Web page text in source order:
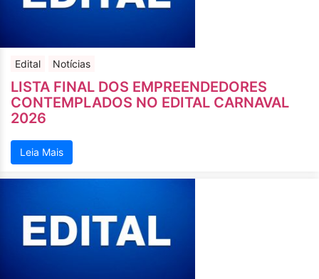
Edital Notícias
LISTA FINAL DOS EMPREENDEDORES
CONTEMPLADOS NO EDITAL CARNAVAL
2026
Leia Mais